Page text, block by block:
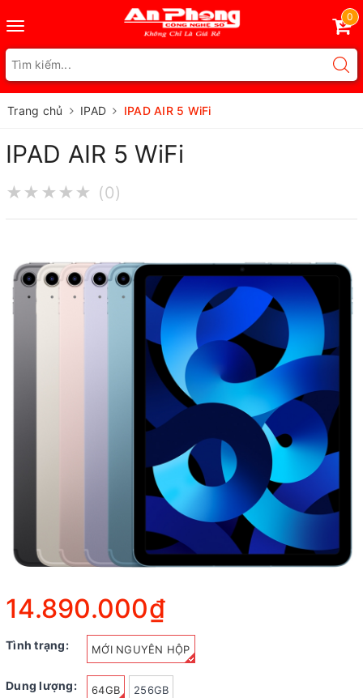
Toggle
navigation
0
Trang chủ IPAD IPAD AIR 5 WiFi
IPAD AIR 5 WiFi
★ ★ ★ ★ ★ (0)
14.890.000₫
Tình trạng: MỚI NGUYÊN HỘP
Dung lượng: 64GB 256GB